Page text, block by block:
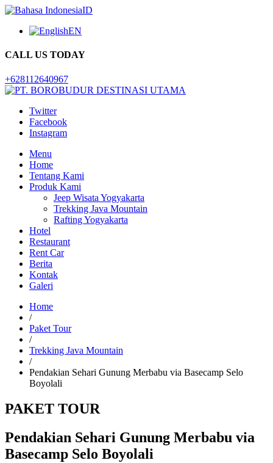
ID
EN
CALL US TODAY
+628112640967
Twitter
Facebook
Instagram
Menu
Home
Tentang Kami
Produk Kami
Jeep Wisata Yogyakarta
Trekking Java Mountain
Rafting Yogyakarta
Hotel
Restaurant
Rent Car
Berita
Kontak
Galeri
Home
/
Paket Tour
/
Trekking Java Mountain
/
Pendakian Sehari Gunung Merbabu via Basecamp Selo
Boyolali
PAKET TOUR
Pendakian Sehari Gunung Merbabu via
Basecamp Selo Boyolali